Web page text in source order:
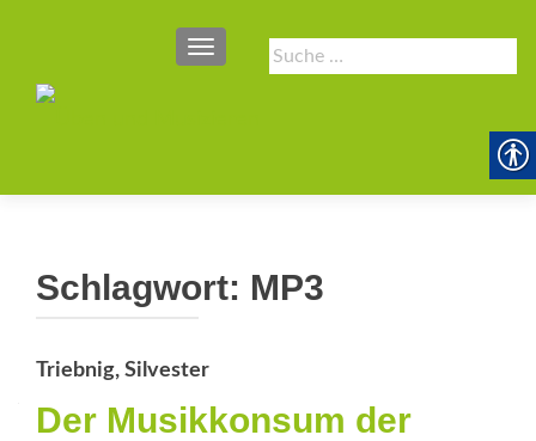
Suche
nach:
SCHALTE NAVIGATION
Schlagwort: MP3
Triebnig, Silvester
Der Musikkonsum der